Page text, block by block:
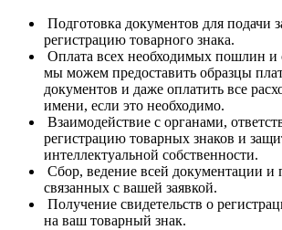
Подготовка документов для подачи
регистрацию товарного знака.
Оплата всех необходимых пошлин и
мы можем предоставить образцы
документов и даже оплатить все
имени, если это необходимо.
Взаимодействие с органами,
регистрацию товарных знаков и
интеллектуальной собственности.
Сбор, ведение всей документации и
связанных с вашей заявкой.
Получение свидетельств о
на ваш товарный знак.